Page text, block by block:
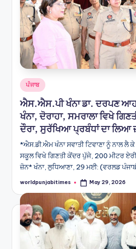
Posted
in
ਪੰਜਾਬ
ਐਸ.ਐਸ.ਪੀ ਖੰਨਾ ਡਾ. ਦਰਪਣ
ਖੰਨਾ, ਦੋਰਾਹਾ, ਸਮਰਾਲਾ ਵਿਖੇ
ਦੌਰਾ, ਸੁਰੱਖਿਆ ਪ੍ਰਬੰਧਾਂ ਦਾ ਲਿਆ
*ਐਸ.ਡੀ.ਐਮ ਖੰਨਾ ਸਵਾਤੀ ਟਿਵਾਣਾ ਨੂੰ ਨਾਲ ਲੈ
ਸਕੂਲ ਵਿਖੇ ਗਿਣਤੀ ਕੇਂਦਰ ਪੁੱਜੇ, 200 ਮੀਟਰ
ਜ਼ੋਨ* ਖੰਨਾ, ਲੁਧਿਆਣਾ, 29 ਮਈ: (ਵਰਲਡ
Posted
worldpunjabitimes May 29, 2026